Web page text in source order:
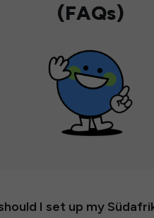
(FAQs)
I set up my